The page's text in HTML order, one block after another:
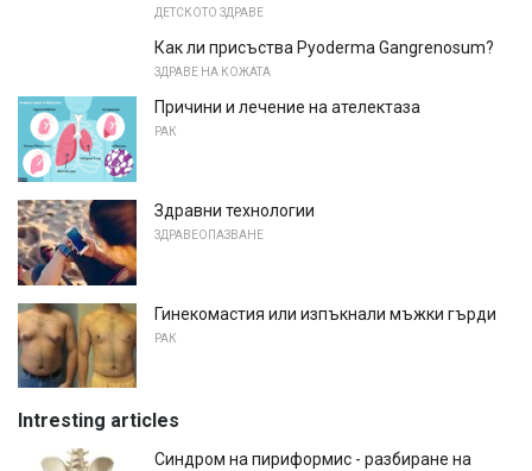
ДЕТСКОТО ЗДРАВЕ
Как ли присъства Pyoderma Gangrenosum?
ЗДРАВЕ НА КОЖАТА
Причини и лечение на ателектаза
РАК
Здравни технологии
ЗДРАВЕОПАЗВАНЕ
Гинекомастия или изпъкнали мъжки гърди
РАК
Intresting articles
Синдром на пириформис - разбиране на